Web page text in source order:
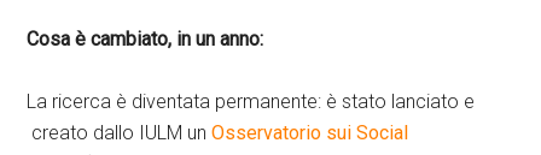
Cosa è cambiato, in un anno:
La ricerca è diventata permanente: è stato lanciato e
creato dallo IULM unOsservatorio sui Social